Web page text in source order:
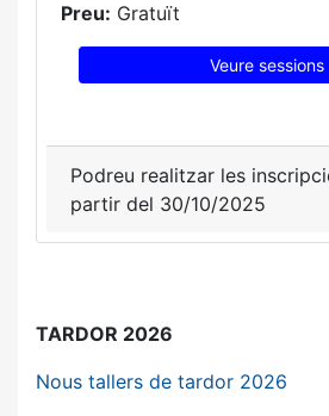
Preu: Gratuït
Veure sessions
Podreu realitzar les
partir del 30/10/2025
TARDOR 2026
Nous tallers de tardor 2026